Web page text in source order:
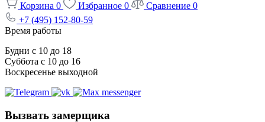
Корзина 0 Избранное 0 Сравнение 0
+7 (495) 152-80-59
Время работы
Будни с 10 до 18
Суббота с 10 до 16
Воскресенье выходной
Вызвать замерщика